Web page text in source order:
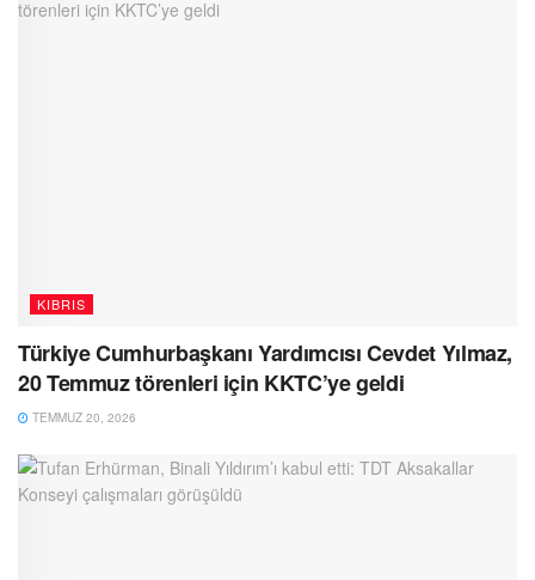
KIBRIS
Türkiye Cumhurbaşkanı Yardımcısı Cevdet Yılmaz,
20 Temmuz törenleri için KKTC’ye geldi
TEMMUZ 20, 2026